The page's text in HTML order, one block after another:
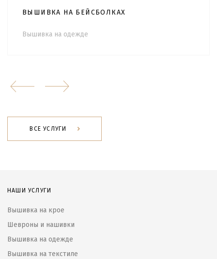
ВЫШИВКА НА БЕЙСБОЛКАХ
Вышивка на одежде
ВСЕ УСЛУГИ
НАШИ УСЛУГИ
Вышивка на крое
Шевроны и нашивки
Вышивка на одежде
Вышивка на текстиле